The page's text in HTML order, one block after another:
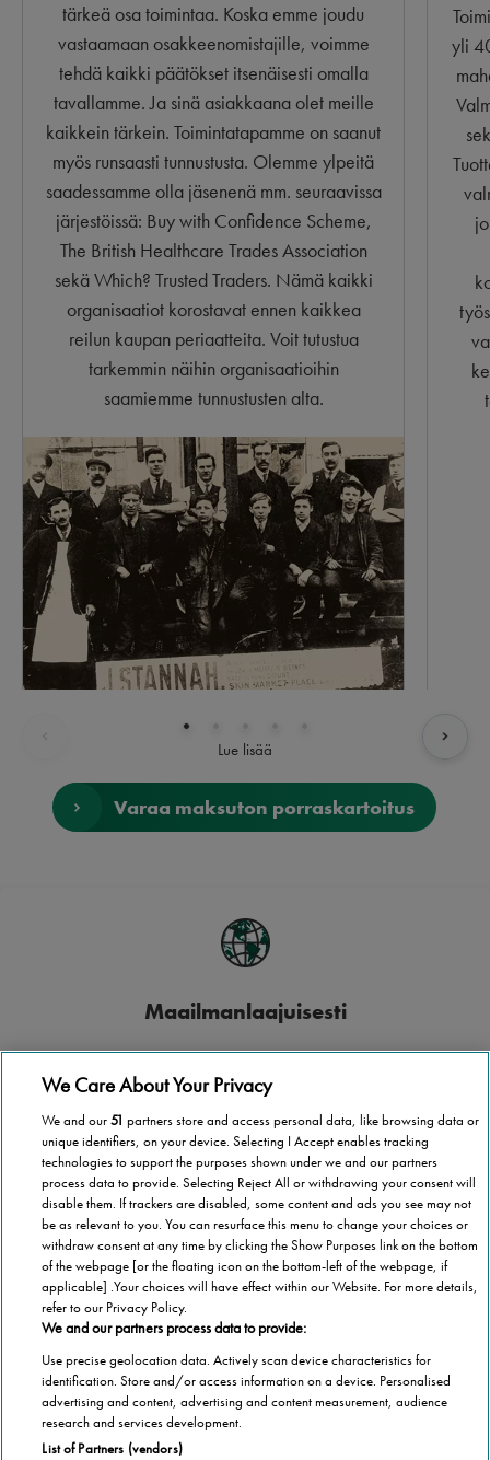
tärkeä osa toimintaa. Koska emme joudu
vastaamaan osakkeenomistajille, voimme
tehdä kaikki päätökset itsenäisesti omalla
tavallamme. Ja sinä asiakkaana olet meille
kaikkein tärkein. Toimintatapamme on saanut
myös runsaasti tunnustusta. Olemme ylpeitä
saadessamme olla jäsenenä mm. seuraavissa
järjestöissä: Buy with Confidence Scheme,
The British Healthcare Trades Association
sekä Which? Trusted Traders. Nämä kaikki
organisaatiot korostavat ennen kaikkea
reilun kaupan periaatteita. Voit tutustua
tarkemmin näihin organisaatioihin
saamiemme tunnustusten alta.
yli
Lue lisää
Varaa maksuton porraskartoitus
Maailmanlaajuisesti
Stannah toimii yli 40 maassa.
Paikallisesti
Asuitpa missä tahansa Suomessa, Stannah tulee luoksesi.
1 000 000 porrashissiä
Stannah on asentanut yli 1 000 000 porrashissiä
We Care About Your Privacy
We and our51 partners store and access personal data, like browsing data or
unique identifiers, on your device. Selecting I Accept enables tracking
technologies to support the purposes shown under we and our partners
process data to provide. Selecting Reject All or withdrawing your consent will
disable them. If trackers are disabled, some content and ads you see may not
be as relevant to you. You can resurface this menu to change your choices or
withdraw consent at any time by clicking the Show Purposes link on the bottom
of the webpage [or the floating icon on the bottom-left of the webpage, if
applicable] .Your choices will have effect within our Website. For more details,
refer to our Privacy Policy.
We and our partners process data to provide:
Use precise geolocation data. Actively scan device characteristics for
identification. Store and/or access information on a device. Personalised
advertising and content, advertising and content measurement, audience
research and services development.
List of Partners (vendors)